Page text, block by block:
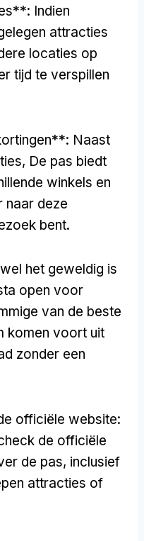
Indien
attracties
locaties op
tijd te verspillen
Naast
De pas biedt
winkels en
naar deze
bent.
het geweldig is
open voor
van de beste
komen voort uit
zonder een
officiële website:
de officiële
de pas, inclusief
attracties of